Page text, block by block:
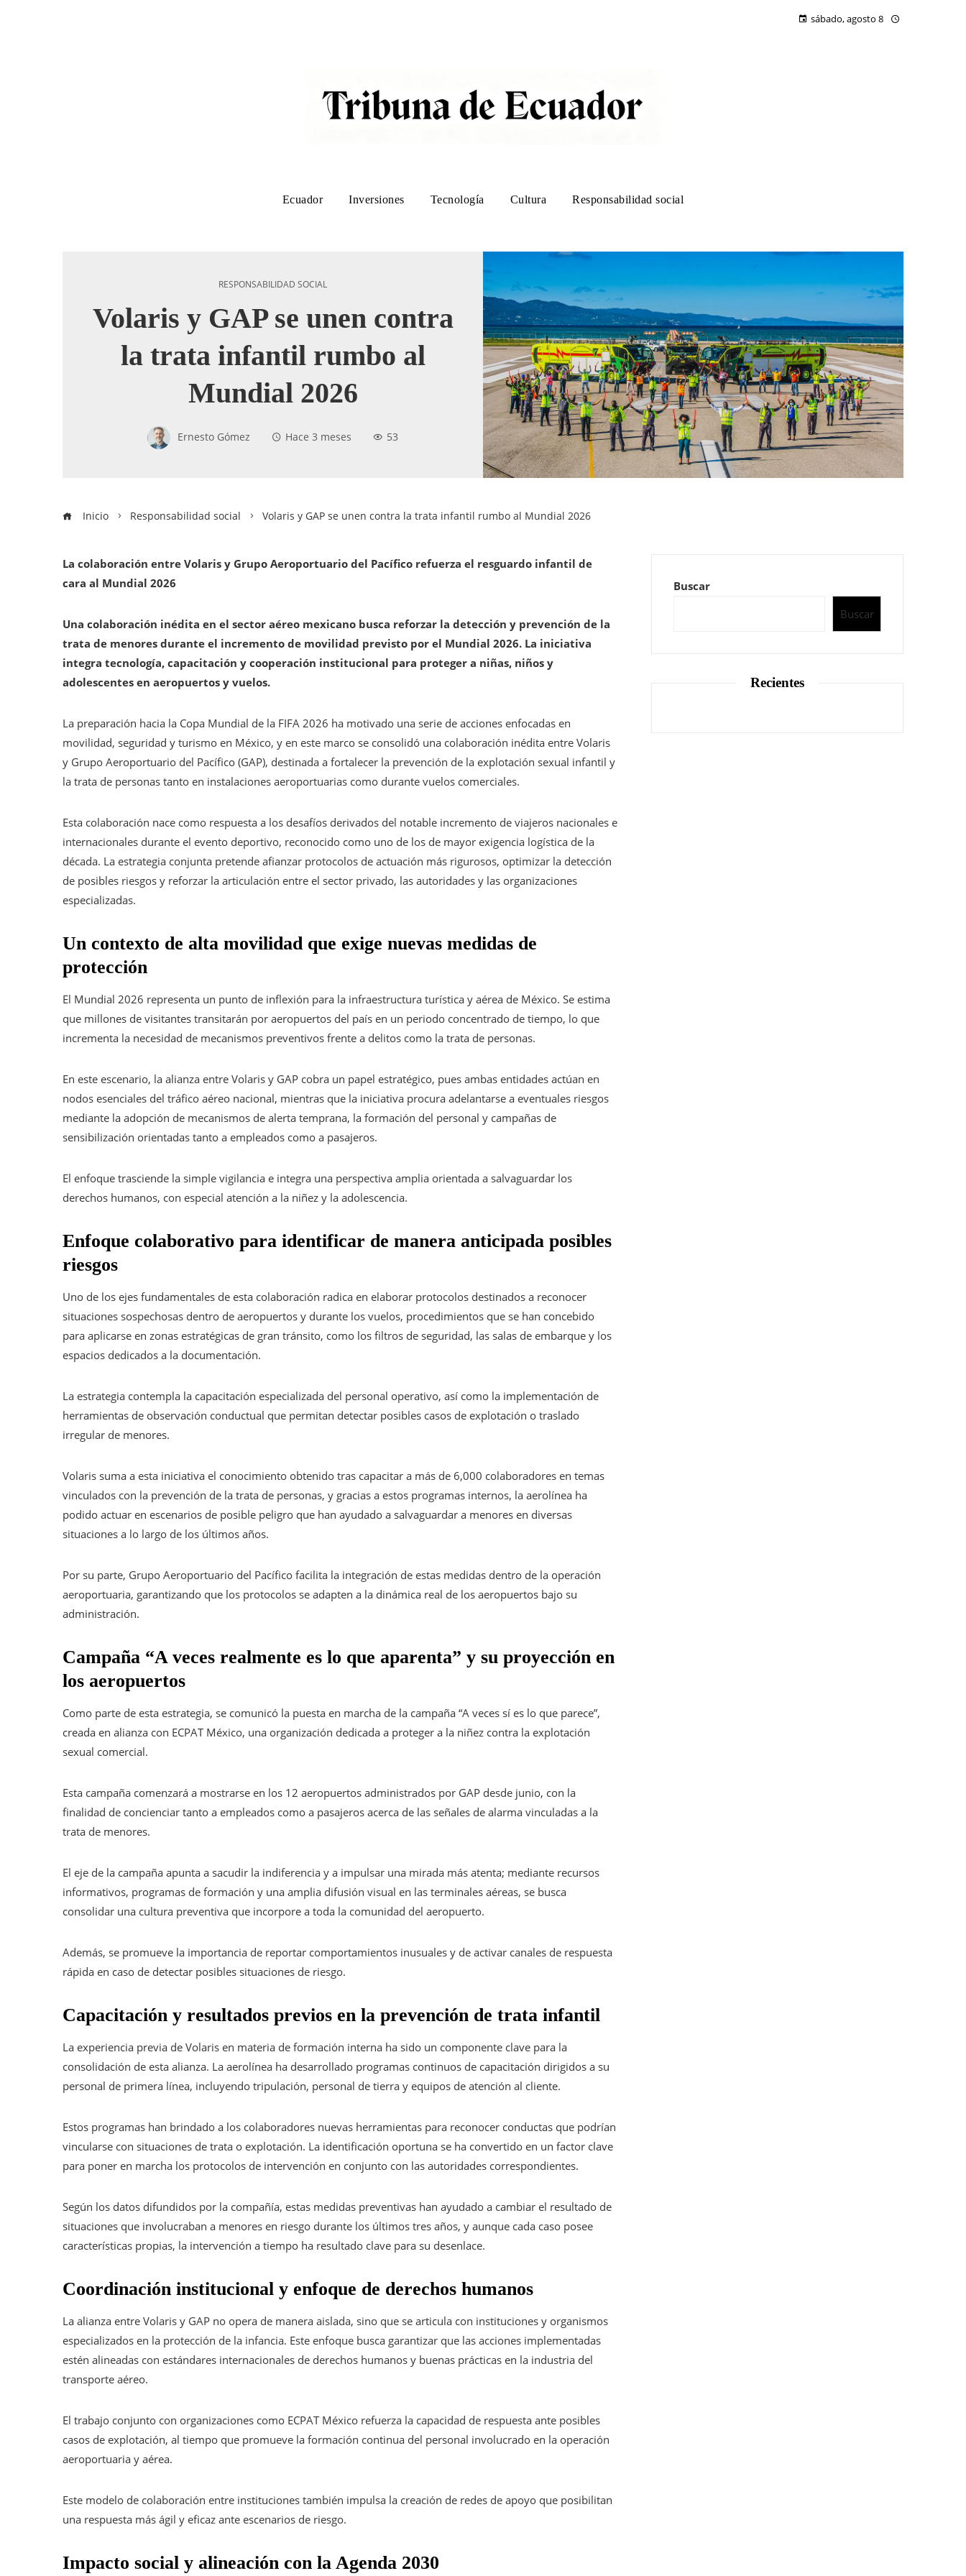
sábado, agosto 8
Ecuador Inversiones Tecnología Cultura Responsabilidad social
RESPONSABILIDAD SOCIAL
Volaris y GAP se unen contra
la trata infantil rumbo al
Mundial 2026
Ernesto Gómez Hace 3 meses 53
Inicio Responsabilidad social Volaris y GAP se unen contra la trata infantil rumbo al Mundial 2026
La colaboración entre Volaris y Grupo Aeroportuario del Pacífico refuerza el resguardo infantil de
cara al Mundial 2026
Una colaboración inédita en el sector aéreo mexicano busca reforzar la detección y prevención de la
trata de menores durante el incremento de movilidad previsto por el Mundial 2026. La iniciativa
integra tecnología, capacitación y cooperación institucional para proteger a niñas, niños y
adolescentes en aeropuertos y vuelos.
La preparación hacia la Copa Mundial de la FIFA 2026 ha motivado una serie de acciones enfocadas en
movilidad, seguridad y turismo en México, y en este marco se consolidó una colaboración inédita entre Volaris
y Grupo Aeroportuario del Pacífico (GAP), destinada a fortalecer la prevención de la explotación sexual infantil y
la trata de personas tanto en instalaciones aeroportuarias como durante vuelos comerciales.
Esta colaboración nace como respuesta a los desafíos derivados del notable incremento de viajeros nacionales e
internacionales durante el evento deportivo, reconocido como uno de los de mayor exigencia logística de la
década. La estrategia conjunta pretende afianzar protocolos de actuación más rigurosos, optimizar la detección
de posibles riesgos y reforzar la articulación entre el sector privado, las autoridades y las organizaciones
especializadas.
Un contexto de alta movilidad que exige nuevas medidas de
protección
El Mundial 2026 representa un punto de inflexión para la infraestructura turística y aérea de México. Se estima
que millones de visitantes transitarán por aeropuertos del país en un periodo concentrado de tiempo, lo que
incrementa la necesidad de mecanismos preventivos frente a delitos como la trata de personas.
En este escenario, la alianza entre Volaris y GAP cobra un papel estratégico, pues ambas entidades actúan en
nodos esenciales del tráfico aéreo nacional, mientras que la iniciativa procura adelantarse a eventuales riesgos
mediante la adopción de mecanismos de alerta temprana, la formación del personal y campañas de
sensibilización orientadas tanto a empleados como a pasajeros.
El enfoque trasciende la simple vigilancia e integra una perspectiva amplia orientada a salvaguardar los
derechos humanos, con especial atención a la niñez y la adolescencia.
Enfoque colaborativo para identificar de manera anticipada posibles
riesgos
Uno de los ejes fundamentales de esta colaboración radica en elaborar protocolos destinados a reconocer
situaciones sospechosas dentro de aeropuertos y durante los vuelos, procedimientos que se han concebido
para aplicarse en zonas estratégicas de gran tránsito, como los filtros de seguridad, las salas de embarque y los
espacios dedicados a la documentación.
La estrategia contempla la capacitación especializada del personal operativo, así como la implementación de
herramientas de observación conductual que permitan detectar posibles casos de explotación o traslado
irregular de menores.
Volaris suma a esta iniciativa el conocimiento obtenido tras capacitar a más de 6,000 colaboradores en temas
vinculados con la prevención de la trata de personas, y gracias a estos programas internos, la aerolínea ha
podido actuar en escenarios de posible peligro que han ayudado a salvaguardar a menores en diversas
situaciones a lo largo de los últimos años.
Por su parte, Grupo Aeroportuario del Pacífico facilita la integración de estas medidas dentro de la operación
aeroportuaria, garantizando que los protocolos se adapten a la dinámica real de los aeropuertos bajo su
administración.
Campaña “A veces realmente es lo que aparenta” y su proyección en
los aeropuertos
Como parte de esta estrategia, se comunicó la puesta en marcha de la campaña “A veces sí es lo que parece”,
creada en alianza con ECPAT México, una organización dedicada a proteger a la niñez contra la explotación
sexual comercial.
Esta campaña comenzará a mostrarse en los 12 aeropuertos administrados por GAP desde junio, con la
finalidad de concienciar tanto a empleados como a pasajeros acerca de las señales de alarma vinculadas a la
trata de menores.
El eje de la campaña apunta a sacudir la indiferencia y a impulsar una mirada más atenta; mediante recursos
informativos, programas de formación y una amplia difusión visual en las terminales aéreas, se busca
consolidar una cultura preventiva que incorpore a toda la comunidad del aeropuerto.
Además, se promueve la importancia de reportar comportamientos inusuales y de activar canales de respuesta
rápida en caso de detectar posibles situaciones de riesgo.
Capacitación y resultados previos en la prevención de trata infantil
La experiencia previa de Volaris en materia de formación interna ha sido un componente clave para la
consolidación de esta alianza. La aerolínea ha desarrollado programas continuos de capacitación dirigidos a su
personal de primera línea, incluyendo tripulación, personal de tierra y equipos de atención al cliente.
Estos programas han brindado a los colaboradores nuevas herramientas para reconocer conductas que podrían
vincularse con situaciones de trata o explotación. La identificación oportuna se ha convertido en un factor clave
para poner en marcha los protocolos de intervención en conjunto con las autoridades correspondientes.
Según los datos difundidos por la compañía, estas medidas preventivas han ayudado a cambiar el resultado de
situaciones que involucraban a menores en riesgo durante los últimos tres años, y aunque cada caso posee
características propias, la intervención a tiempo ha resultado clave para su desenlace.
Coordinación institucional y enfoque de derechos humanos
La alianza entre Volaris y GAP no opera de manera aislada, sino que se articula con instituciones y organismos
especializados en la protección de la infancia. Este enfoque busca garantizar que las acciones implementadas
estén alineadas con estándares internacionales de derechos humanos y buenas prácticas en la industria del
transporte aéreo.
El trabajo conjunto con organizaciones como ECPAT México refuerza la capacidad de respuesta ante posibles
casos de explotación, al tiempo que promueve la formación continua del personal involucrado en la operación
aeroportuaria y aérea.
Este modelo de colaboración entre instituciones también impulsa la creación de redes de apoyo que posibilitan
una respuesta más ágil y eficaz ante escenarios de riesgo.
Impacto social y alineación con la Agenda 2030
Buscar
Buscar
Recientes